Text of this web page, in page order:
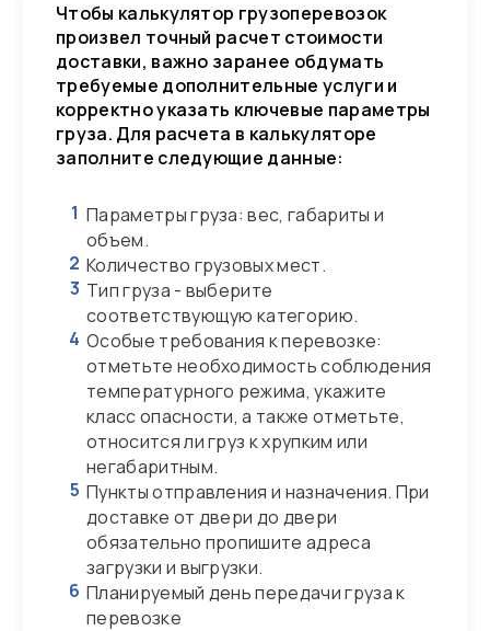
Чтобы калькулятор грузоперевозок
произвел точный расчет стоимости
доставки, важно заранее обдумать
требуемые дополнительные услуги и
корректно указать ключевые параметры
груза. Для расчета в калькуляторе
заполните следующие данные:
1 Параметры груза: вес, габариты и
объем.
2 Количество грузовых мест.
3 Тип груза - выберите
соответствующую категорию.
4 Особые требования к перевозке:
отметьте необходимость соблюдения
температурного режима, укажите
класс опасности, а также отметьте,
относится ли груз к хрупким или
негабаритным.
5 Пункты отправления и назначения. При
доставке от двери до двери
обязательно пропишите адреса
загрузки и выгрузки.
6 Планируемый день передачи груза к
перевозке